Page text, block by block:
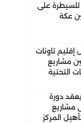
للسيطرة على
عكة
تاونات
مشاريع
التحتية
دورة
مشاريع
المركز